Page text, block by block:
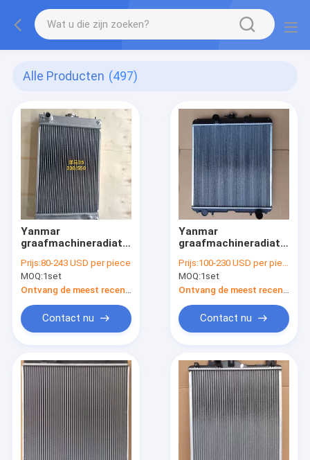
Alle Producten (497)
Yanmar
graafmachineradiator
koelsysteemmontage
| Aangepaste
specificatie volledige
vervanging
Prijs:80-243 USD per piece
MOQ:1set
Contact nu
Yanmar
graafmachineradiator
beheersysteem |
Universele pasvorm
aluminium vervanging
Prijs:100-230 USD per piece
MOQ:1set
Contact nu